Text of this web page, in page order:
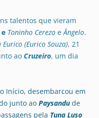
talentos que vieram
e Toninho Cerezo e Ângelo.
Eurico (Eurico Souza), 21
ao Cruzeiro, um dia
Início, desembarcou em
junto ao Paysandude
pela Tuna Luso